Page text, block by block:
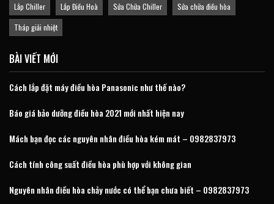
Lắp Chiller
Lắp Điều Hoà Sửa Chữa Chiller
Sửa chữa điều hòa
Tháp giải nhiệt
BÀI VIẾT MỚI
Cách lắp đặt máy điều hòa Panasonic như thế nào?
Báo giá bảo dưỡng điều hòa 2021 mới nhất hiện nay
Mách bạn đọc các nguyên nhân điều hòa kém mát – 0982837973
Cách tính công suất điều hòa phù hợp với không gian
Nguyên nhân điều hòa chảy nước có thể bạn chưa biết – 0982837973